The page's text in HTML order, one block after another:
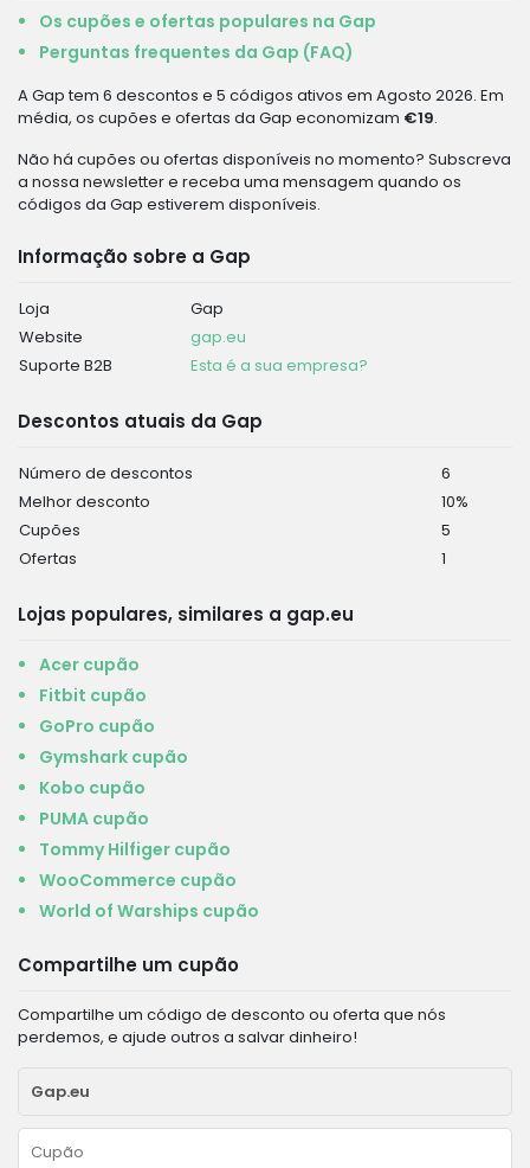
Os cupões e ofertas populares na Gap
Perguntas frequentes da Gap (FAQ)
A Gap tem 6 descontos e 5 códigos ativos em Agosto 2026. Em
média, os cupões e ofertas da Gap economizam €19.
Não há cupões ou ofertas disponíveis no momento? Subscreva
a nossa newsletter e receba uma mensagem quando os
códigos da Gap estiverem disponíveis.
Informação sobre a Gap
Loja
Gap
Website
gap.eu
Suporte B2B
Esta é a sua empresa?
Descontos atuais da Gap
Número de descontos
6
Melhor desconto
10%
Cupões
5
Ofertas
1
Lojas populares, similares a gap.eu
Acer cupão
Fitbit cupão
GoPro cupão
Gymshark cupão
Kobo cupão
PUMA cupão
Tommy Hilfiger cupão
WooCommerce cupão
World of Warships cupão
Compartilhe um cupão
Compartilhe um código de desconto ou oferta que nós
perdemos, e ajude outros a salvar dinheiro!